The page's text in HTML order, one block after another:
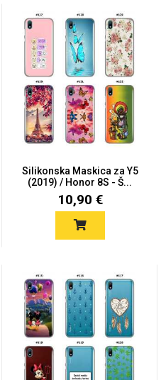
Silikonska Maskica za Y5
(2019) / Honor 8S - Š...
10,90 €
Obiteljski motivi